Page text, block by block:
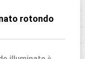
rotondo